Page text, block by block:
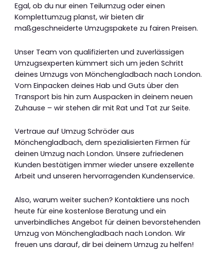
Egal, ob du nur einen Teilumzug oder einen
Komplettumzug planst, wir bieten dir
maßgeschneiderte Umzugspakete zu fairen Preisen.
Unser Team von qualifizierten und zuverlässigen
Umzugsexperten kümmert sich um jeden Schritt
deines Umzugs von Mönchengladbach nach London.
Vom Einpacken deines Hab und Guts über den
Transport bis hin zum Auspacken in deinem neuen
Zuhause – wir stehen dir mit Rat und Tat zur Seite.
Vertraue auf Umzug Schröder aus
Mönchengladbach, dem spezialisierten Firmen für
deinen Umzug nach London. Unsere zufriedenen
Kunden bestätigen immer wieder unsere exzellente
Arbeit und unseren hervorragenden Kundenservice.
Also, warum weiter suchen? Kontaktiere uns noch
heute für eine kostenlose Beratung und ein
unverbindliches Angebot für deinen bevorstehenden
Umzug von Mönchengladbach nach London. Wir
freuen uns darauf, dir bei deinem Umzug zu helfen!